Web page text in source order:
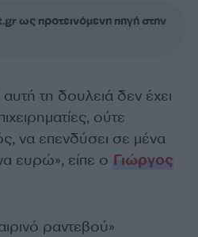
ως προτεινόμενη πηγή στην
τη δουλειά δεν έχει
ούτε
να επενδύσει σε μένα
ευρώ», είπε ο Γιώργος
ραντεβού»